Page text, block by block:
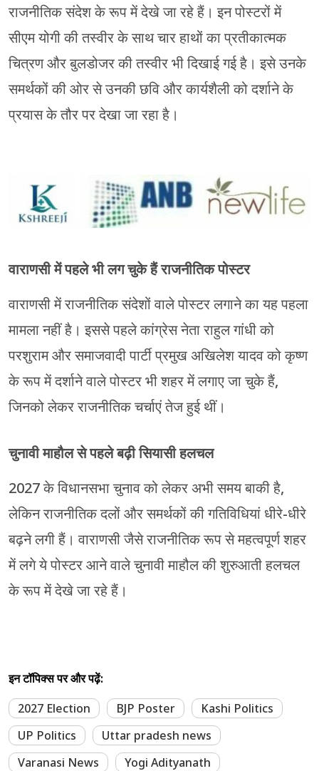
राजनीतिक संदेश के रूप में देखे जा रहे हैं। इन पोस्टरों में
सीएम योगी की तस्वीर के साथ चार हाथों का प्रतीकात्मक
चित्रण और बुलडोजर की तस्वीर भी दिखाई गई है। इसे उनके
समर्थकों की ओर से उनकी छवि और कार्यशैली को दर्शाने के
प्रयास के तौर पर देखा जा रहा है।
वाराणसी में पहले भी लग चुके हैं राजनीतिक पोस्टर
वाराणसी में राजनीतिक संदेशों वाले पोस्टर लगाने का यह पहला
मामला नहीं है। इससे पहले कांग्रेस नेता राहुल गांधी को
परशुराम और समाजवादी पार्टी प्रमुख अखिलेश यादव को कृष्ण
के रूप में दर्शाने वाले पोस्टर भी शहर में लगाए जा चुके हैं,
जिनको लेकर राजनीतिक चर्चाएं तेज हुई थीं।
चुनावी माहौल से पहले बढ़ी सियासी हलचल
2027 के विधानसभा चुनाव को लेकर अभी समय बाकी है,
लेकिन राजनीतिक दलों और समर्थकों की गतिविधियां धीरे-धीरे
बढ़ने लगी हैं। वाराणसी जैसे राजनीतिक रूप से महत्वपूर्ण शहर
में लगे ये पोस्टर आने वाले चुनावी माहौल की शुरुआती हलचल
के रूप में देखे जा रहे हैं।
इन टॉपिक्स पर और पढ़ें:
2027 Election
BJP Poster
Kashi Politics
UP Politics
Uttar pradesh news
Varanasi News
Yogi Adityanath